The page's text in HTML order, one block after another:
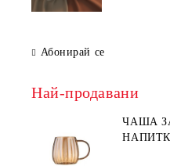
Абонирай се
Най-продавани
ЧАША